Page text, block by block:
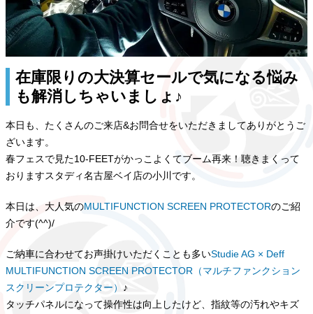
在庫限りの大決算セールで気になる悩み
も解消しちゃいましょ♪
本日も、たくさんのご来店&お問合せをいただきましてありがとうご
ざいます。
春フェスで見た10-FEETがかっこよくてブーム再来！聴きまくって
おりますスタディ名古屋ベイ店の小川です。
本日は、大人気のMULTIFUNCTION SCREEN PROTECTORのご紹
介です(^^)/
ご納車に合わせてお声掛けいただくことも多いStudie AG × Deff
MULTIFUNCTION SCREEN PROTECTOR（マルチファンクション
スクリーンプロテクター） ♪
タッチパネルになって操作性は向上したけど、指紋等の汚れやキズ